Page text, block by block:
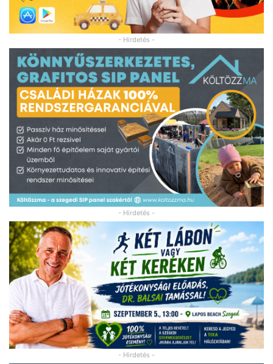
- Hirdetés -
- Hirdetés -
- Hirdetés -